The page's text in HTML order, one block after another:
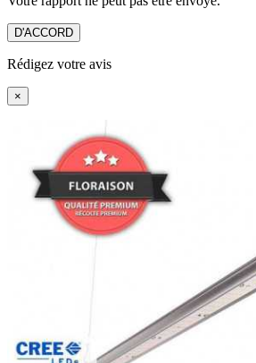
D'ACCORD
Rédigez votre avis
×